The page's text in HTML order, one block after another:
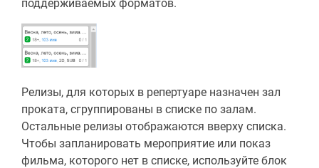
поддерживаемых форматов.
Релизы, для которых в репертуаре назначен зал
проката, сгруппированы в списке по залам.
Остальные релизы отображаются вверху списка.
Чтобы запланировать мероприятие или показ
фильма, которого нет в списке, используйте блок